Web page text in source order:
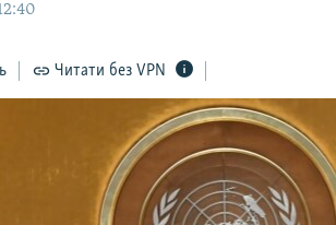
Читати без VPN